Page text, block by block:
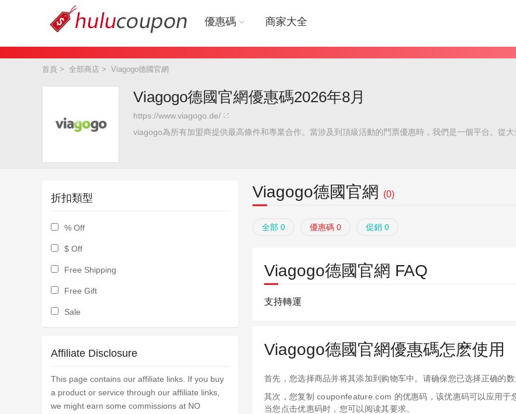
優惠碼 商家大全
首頁 > 全部商店 > Viagogo德國官網
Viagogo德國官網優惠碼2026年8月
https://www.viagogo.de/
viagogo為所有加盟商提供最高條件和專業合作。當涉及到頂級活動的門票優惠時，我們是一個平台。從大
Viagogo德國官網 (0)
全部 0 優惠碼 0 促銷 0
Viagogo德國官網 FAQ
支持轉運
Viagogo德國官網優惠碼怎麽使用
首先，您选择商品并将其添加到购物车中。请确保您已选择正确的
其次，您复制 couponfeature.com 的优惠码，该优惠码可以应用于
当您点击优惠码时，您可以阅读其要求。
折扣類型
% Off
$ Off
Free Shipping
Free Gift
Sale
Affiliate Disclosure
This page contains our affiliate links. If you buy
a product or service through our affiliate links,
we might earn some commissions at NO